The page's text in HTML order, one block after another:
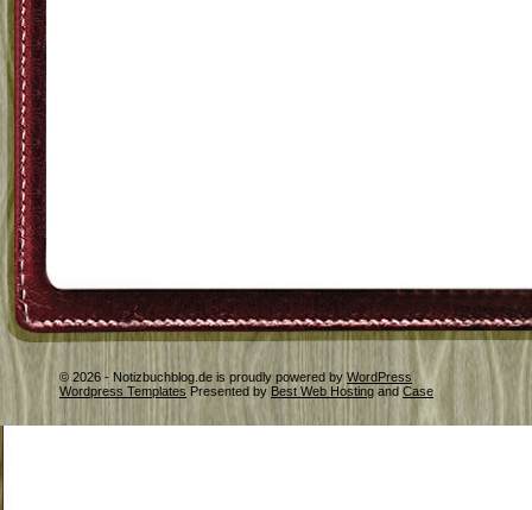
© 2026 - Notizbuchblog.de is proudly powered by WordPress
Wordpress Templates Presented by Best Web Hosting and Case